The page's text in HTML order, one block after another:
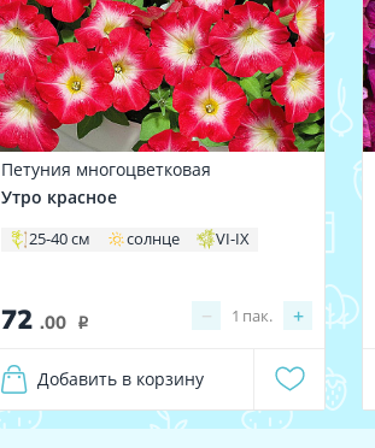
Петуния многоцветковая
Утро красное
25-40 см солнце VI-IX
72 .00 i − +
1 пак.
Добавить в корзину